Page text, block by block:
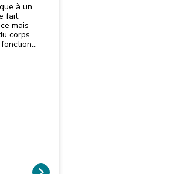
à un
fait
mais
corps.